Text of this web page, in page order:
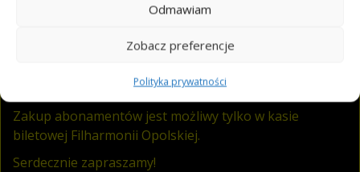
Odmawiam
Zobacz preferencje
Polityka prywatności
ofertą abonamentów, gdzie można zaoszczędzić 20 –
filharmonia.opole.pl/abonamenty
Zakup abonamentów jest możliwy tylko w kasie
biletowej Filharmonii Opolskiej.
Serdecznie zapraszamy!